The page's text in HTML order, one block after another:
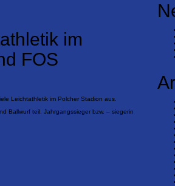
im
FOS
Leichtathletik im Polcher Stadion aus.
Ballwurf teil. Jahrgangssieger bzw. – siegerin